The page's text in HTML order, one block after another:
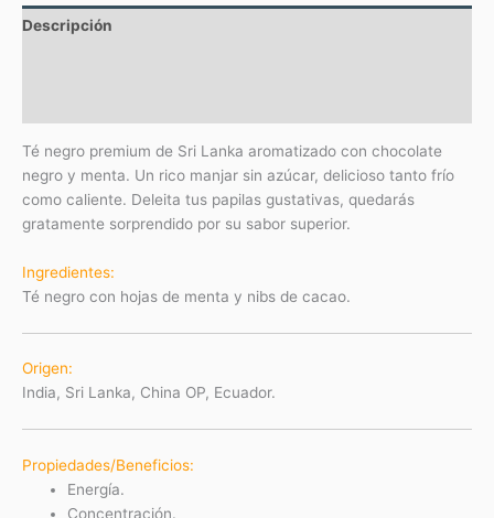
Descripción
Té negro premium de Sri Lanka aromatizado con chocolate
negro y menta. Un rico manjar sin azúcar, delicioso tanto frío
como caliente. Deleita tus papilas gustativas, quedarás
gratamente sorprendido por su sabor superior.
Ingredientes:
Té negro con hojas de menta y nibs de cacao.
Origen:
India, Sri Lanka, China OP, Ecuador.
Propiedades/Beneficios:
Energía.
Concentración.